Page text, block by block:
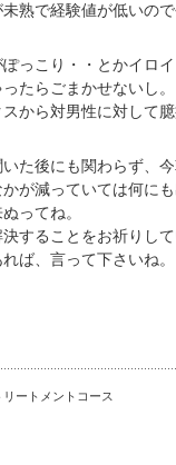
熟で経験値が低いの
っこり・・とかイロ
たらごまかせないし。
から対男性に対して
た後にも関わらず、
が減っていては何にも
ってね。
することをお祈りして
ば、言って下さいね。
ートメントコース